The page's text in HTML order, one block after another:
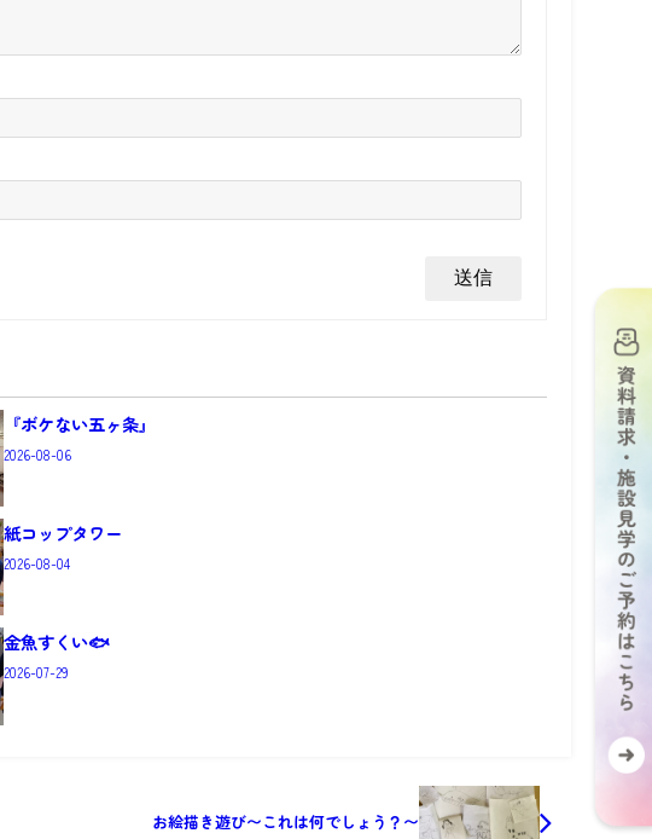
『ボケない五ヶ条』
2026-08-06
紙コップタワー
2026-08-04
金魚すくい🐟
2026-07-29
お絵描き遊び〜これは何でしょう？〜